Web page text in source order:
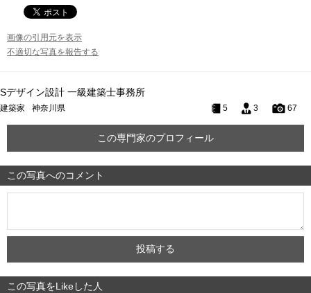
画像の引用元を表示
不適切な写真を報告する
Sデザイン設計 一級建築士事務所
建築家 神奈川県 5 3 67
この専門家のプロフィール
この写真へのコメント
この写真をLikeした人